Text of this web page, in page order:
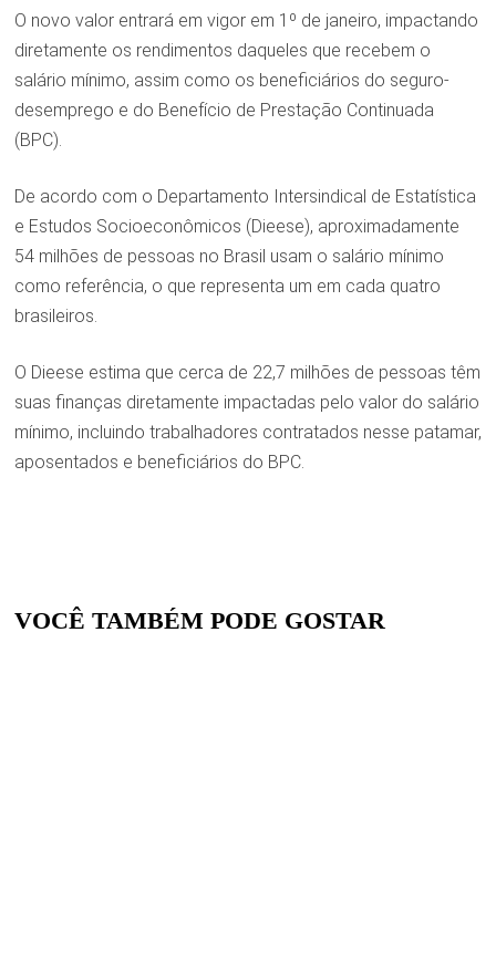
O novo valor entrará em vigor em 1º de janeiro, impactando
diretamente os rendimentos daqueles que recebem o
salário mínimo, assim como os beneficiários do seguro-
desemprego e do Benefício de Prestação Continuada
(BPC).
De acordo com o Departamento Intersindical de Estatística
e Estudos Socioeconômicos (Dieese), aproximadamente
54 milhões de pessoas no Brasil usam o salário mínimo
como referência, o que representa um em cada quatro
brasileiros.
O Dieese estima que cerca de 22,7 milhões de pessoas têm
suas finanças diretamente impactadas pelo valor do salário
mínimo, incluindo trabalhadores contratados nesse patamar,
aposentados e beneficiários do BPC.
VOCÊ TAMBÉM PODE GOSTAR